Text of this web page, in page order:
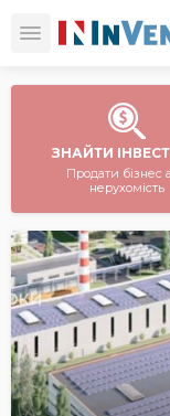
ЗНАЙТИ
Продати бізнес
нерухомість